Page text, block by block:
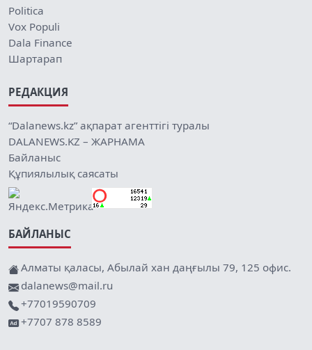
Politica
Vox Populi
Dala Finance
Шартарап
РЕДАКЦИЯ
“Dalanews.kz” ақпарат агенттігі туралы
DALANEWS.KZ – ЖАРНАМА
Байланыс
Құпиялылық саясаты
БАЙЛАНЫС
Алматы қаласы, Абылай хан даңғылы 79, 125 офис.
dalanews@mail.ru
+77019590709
+7707 878 8589